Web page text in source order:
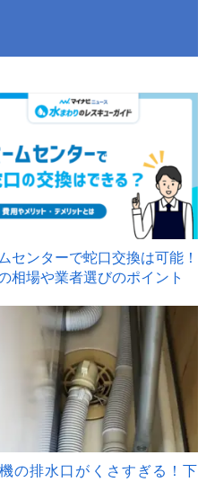
センターで蛇口交換は可能！
相場や業者選びのポイント
の排水口がくさすぎる！下